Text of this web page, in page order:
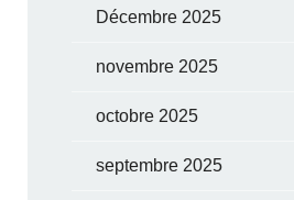
Décembre 2025
novembre 2025
octobre 2025
septembre 2025